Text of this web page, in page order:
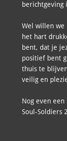
berichtgeving
Wel willen we
het hart
bent, dat je
positief bent
thuis te
veilig en
Nog even
Soul-Soldiers